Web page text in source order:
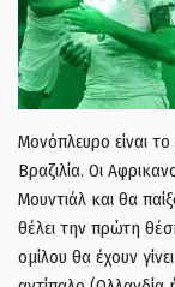
Μονόπλευρο είναι
Βραζιλία. Οι
Μουντιάλ και θα
θέλει την πρώτη
ομίλου θα έχουν